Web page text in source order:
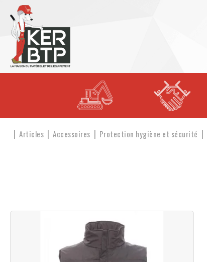
Articles Accessoires Protection hygiène et sécurité